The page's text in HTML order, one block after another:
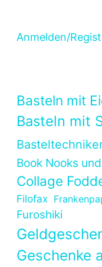
Anmelden/
Basteln mit
Basteln mit
Book Nooks
Collage
Filofax
Furoshiki
Geschenke